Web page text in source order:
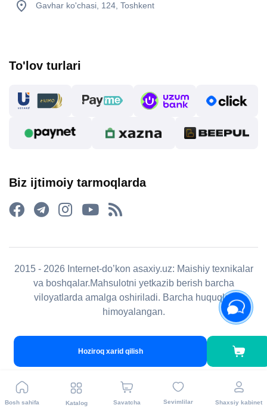
Bosh sahifa Katalog Savatcha Sevimlilar Shaxsiy kabinet
Hoziroq xarid qilish
Gavhar ko'chasi, 124, Toshkent
To'lov turlari
Biz ijtimoiy tarmoqlarda
2015 - 2026 Internet-do’kon asaxiy.uz: Maishiy texnikalar
va boshqalar.Mahsulotni yetkazib berish barcha
viloyatlarda amalga oshiriladi. Barcha huquqlar
himoyalangan.